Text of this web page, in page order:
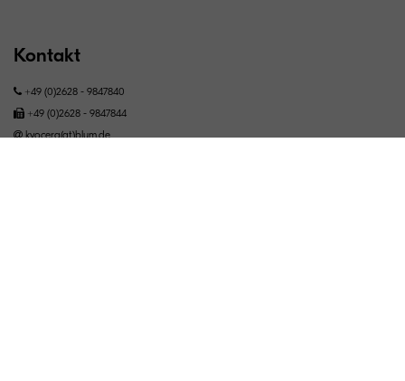
Kontakt
+49 (0)2628 - 9847840
+49 (0)2628 - 9847844
kyocera(at)blum.de